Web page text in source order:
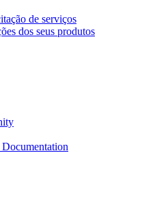
de serviços
dos seus produtos